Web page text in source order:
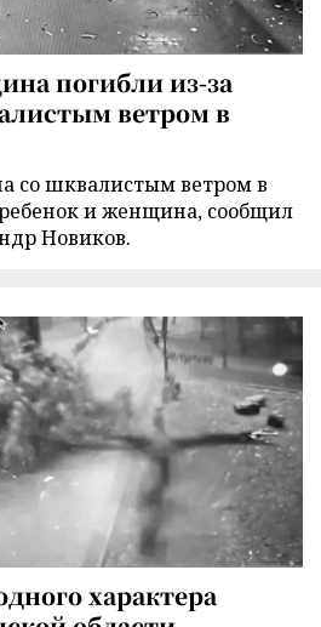
погибли из-за
ветром в
со шквалистым ветром в
и женщина, сообщил
Новиков.
характера